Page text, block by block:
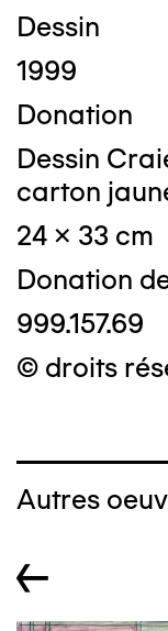
Dessin
1999
Donation
Dessin
carton
24 x 33 cm
Donation
999.157.69
© droits
Autres
←